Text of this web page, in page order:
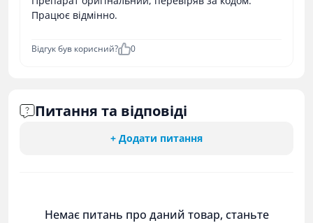
Працює відмінно.
Відгук був корисний? 0
Питання та відповіді
+ Додати питання
Немає питань про даний товар, станьте